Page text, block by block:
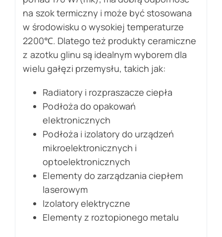
na szok termiczny i może być stosowana
w środowisku o wysokiej temperaturze
2200℃. Dlatego też produkty ceramiczne
z azotku glinu są idealnym wyborem dla
wielu gałęzi przemysłu, takich jak:
Radiatory i rozpraszacze ciepła
Podłoża do opakowań
elektronicznych
Podłoża i izolatory do urządzeń
mikroelektronicznych i
optoelektronicznych
Elementy do zarządzania ciepłem
laserowym
Izolatory elektryczne
Elementy z roztopionego metalu